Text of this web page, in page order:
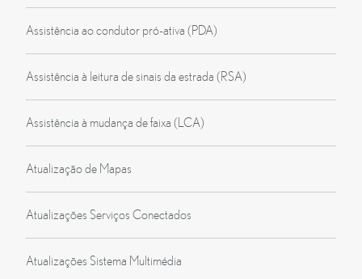
Assistência ao condutor pró-ativa (PDA)
Assistência à leitura de sinais da estrada (RSA)
Assistência à mudança de faixa (LCA)
Atualização de Mapas
Atualizações Serviços Conectados
Atualizações Sistema Multimédia